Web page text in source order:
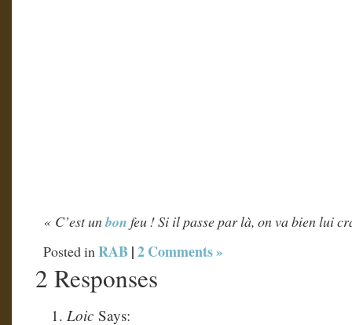
« C’est unbon feu ! Si il passe par là, on va bien lui
Posted in RAB |2 Comments »
2 Responses
Loic Says: